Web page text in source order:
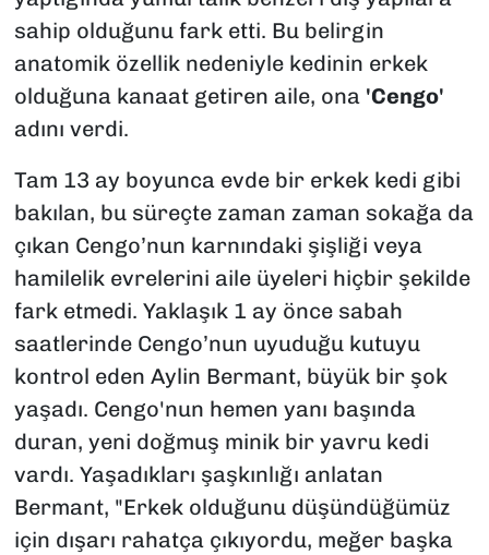
sahip olduğunu fark etti. Bu belirgin
anatomik özellik nedeniyle kedinin erkek
olduğuna kanaat getiren aile, ona 'Cengo'
adını verdi.
Tam 13 ay boyunca evde bir erkek kedi gibi
bakılan, bu süreçte zaman zaman sokağa da
çıkan Cengo’nun karnındaki şişliği veya
hamilelik evrelerini aile üyeleri hiçbir şekilde
fark etmedi. Yaklaşık 1 ay önce sabah
saatlerinde Cengo’nun uyuduğu kutuyu
kontrol eden Aylin Bermant, büyük bir şok
yaşadı. Cengo'nun hemen yanı başında
duran, yeni doğmuş minik bir yavru kedi
vardı. Yaşadıkları şaşkınlığı anlatan
Bermant, "Erkek olduğunu düşündüğümüz
için dışarı rahatça çıkıyordu, meğer başka